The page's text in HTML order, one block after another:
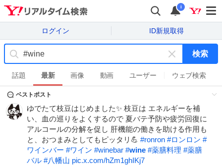
i
ログイン ID新規取得
キ
ー
ワ
ド
を
消
す
検索
話題 最新 画像 動画 ユーザー ウェブ検索
ベストポスト
ゆでたて枝豆はじめました✨ 枝豆は エネルギーを補
い、血の巡りをよくするので 夏バテ予防や疲労回復に
アルコールの分解を促し 肝機能の働きを助ける作用も
と、おつまみとしてもピッタリ💪 #ronron #ロンロン #
ワインバー #ワイン #winebar #wine #薬膳料理 #薬膳
バル #八幡山 pic.x.com/hZm1ghIKj7